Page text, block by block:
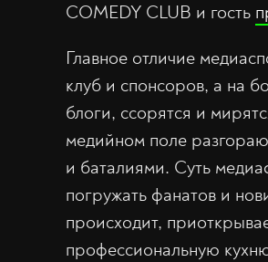
COMEDY CLUB и гость
Главное отличие
клуб и спонсоров, а на
блоги, ссорятся и
медийном поле
и баталиями. Суть
погружать фанатов и
происходит,
профессиональную